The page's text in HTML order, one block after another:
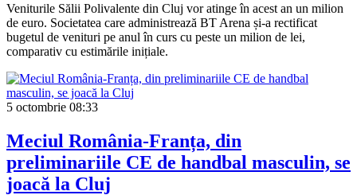
Veniturile Sălii Polivalente din Cluj vor atinge în acest an un milion
de euro. Societatea care administrează BT Arena și-a rectificat
bugetul de venituri pe anul în curs cu peste un milion de lei,
comparativ cu estimările inițiale.
5 octombrie 08:33
Meciul România-Franța, din
preliminariile CE de handbal masculin, se
joacă la Cluj